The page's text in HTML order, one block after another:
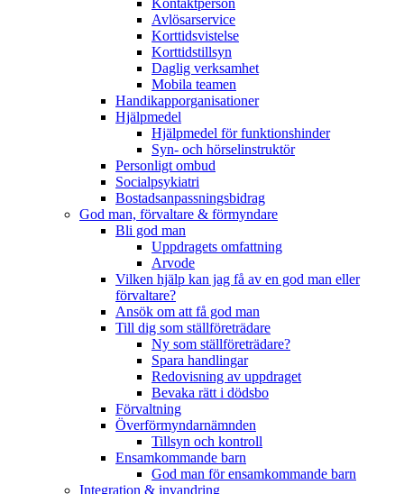
Avlösarservice
Korttidsvistelse
Korttidstillsyn
Daglig verksamhet
Mobila teamen
Handikapporganisationer
Hjälpmedel
Hjälpmedel för funktionshinder
Syn- och hörselinstruktör
Personligt ombud
Socialpsykiatri
Bostadsanpassnings­bidrag
God man, förvaltare & förmyndare
Bli god man
Uppdragets omfattning
Arvode
Vilken hjälp kan jag få av en god man eller
förvaltare?
Ansök om att få god man
Till dig som ställföreträdare
Ny som ställföreträdare?
Spara handlingar
Redovisning av uppdraget
Bevaka rätt i dödsbo
Förvaltning
Överförmyndarnämnden
Tillsyn och kontroll
Ensamkommande barn
God man för ensamkommande barn
Integration & invandring